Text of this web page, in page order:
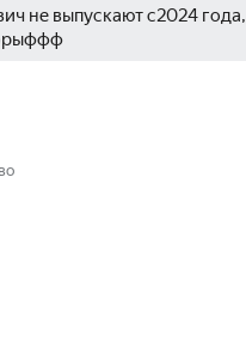
не выпускают с2024 года,